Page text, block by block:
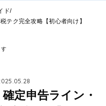
ド
テク完全攻略【初心者向け】
す
定申告ライン・